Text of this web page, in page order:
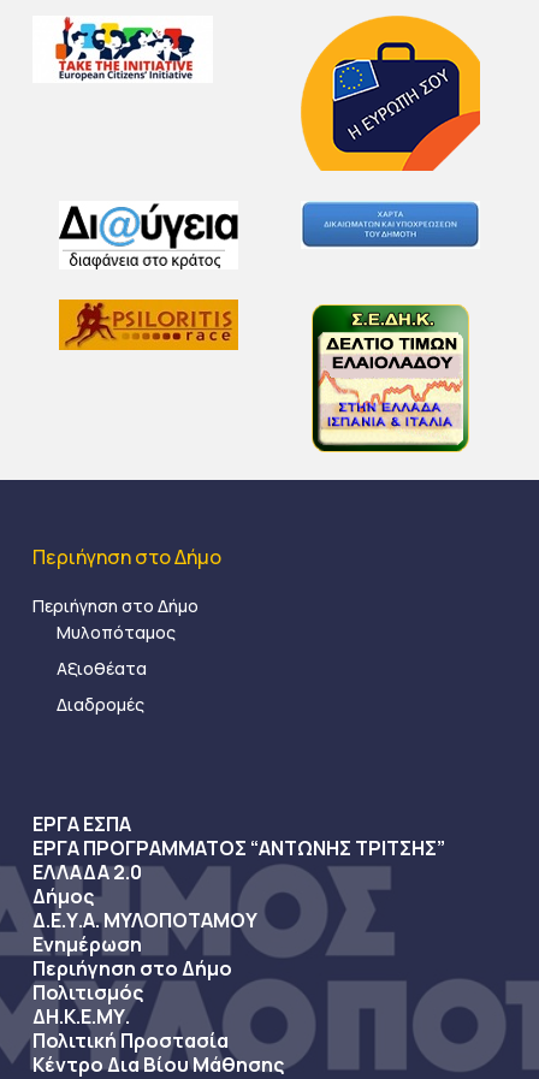
Περιήγηση στο Δήμο
Περιήγηση στο Δήμο
Μυλοπόταμος
Αξιοθέατα
Διαδρομές
ΕΡΓΑ ΕΣΠΑ
ΕΡΓΑ ΠΡΟΓΡΑΜΜΑΤΟΣ “ΑΝΤΩΝΗΣ ΤΡΙΤΣΗΣ”
ΕΛΛΑΔΑ 2.0
Δήμος
Δ.Ε.Υ.Α. ΜΥΛΟΠΟΤΑΜΟΥ
Ενημέρωση
Περιήγηση στο Δήμο
Πολιτισμός
ΔΗ.Κ.Ε.ΜΥ.
Πολιτική Προστασία
Κέντρο Δια Βίου Μάθησης